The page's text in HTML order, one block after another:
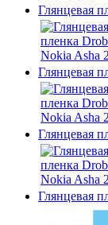
Глянцевая
Глянцевая
Глянцевая
Глянцевая